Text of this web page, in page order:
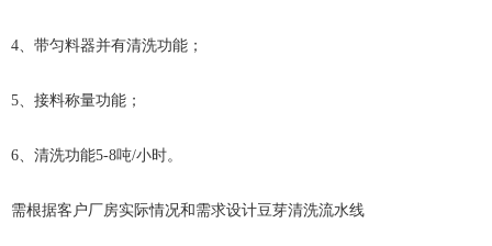
4、带匀料器并有清洗功能；
5、接料称量功能；
6、清洗功能5-8吨/小时。
需根据客户厂房实际情况和需求设计豆芽清洗流水线